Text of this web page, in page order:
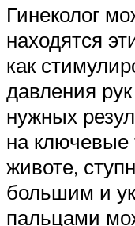
Гинеколог
находятся
как
давления
нужных
на ключевые
животе,
большим и
пальцами